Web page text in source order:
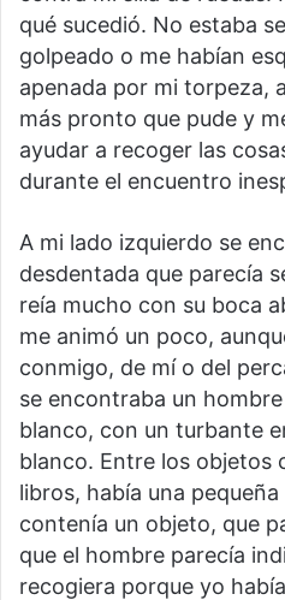
qué sucedió. No estaba
golpeado o me habían
apenada por mi torpeza,
más pronto que pude y
ayudar a recoger las
durante el encuentro
A mi lado izquierdo se
desdentada que parecía
reía mucho con su boca
me animó un poco,
conmigo, de mí o del
se encontraba un
blanco, con un turbante
blanco. Entre los objetos
libros, había una
contenía un objeto, que
que el hombre parecía
recogiera porque yo